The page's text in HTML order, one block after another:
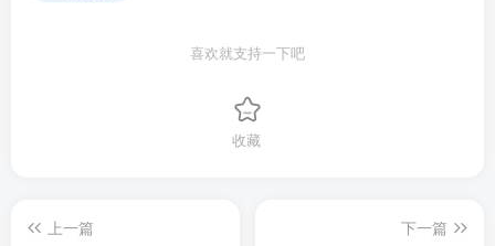
喜欢就支持一下吧
收藏
上一篇
下一篇